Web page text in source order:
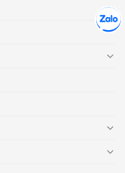
Chát